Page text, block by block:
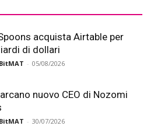
acquista Airtable per
di dollari
- 05/08/2026
nuovo CEO di Nozomi
- 30/07/2026